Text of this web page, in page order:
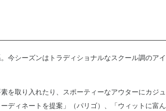
今シーズンはトラディショナルなスクール調のアイ
を取り入れたり、スポーティーなアウターにカジュ
ディネートを提案」（パリゴ）、「ウィットに富ん